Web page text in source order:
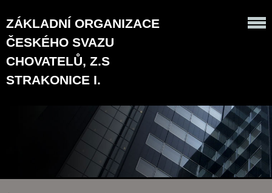
ZÁKLADNÍ ORGANIZACE
ČESKÉHO SVAZU
CHOVATELŮ, Z.S
STRAKONICE I.